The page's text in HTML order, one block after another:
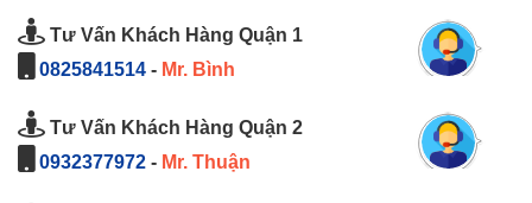
Tư Vấn Khách Hàng Quận 1
0825841514 - Mr. Bình
Tư Vấn Khách Hàng Quận 2
0932377972 - Mr. Thuận